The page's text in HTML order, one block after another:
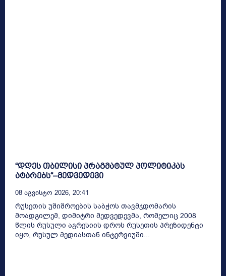
“დღეს თბილისი პრაგმატულ პოლიტიკას
ატარებს“–მედვედევი
08 Აგვისტო 2026, 20:41
რუსეთის უშიშროების საბჭოს თავმჯდომარის
მოადგილემ, დიმიტრი მედვედევმა, რომელიც 2008
წლის რუსული აგრესიის დროს რუსეთის პრეზიდენტი
იყო, რუსულ მედიასთან ინტერვიუში...